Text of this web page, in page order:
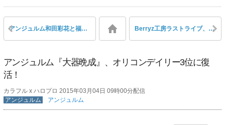
アンジュルム和田彩花と福田花音の微妙な距離感と関係性 Berryz工房ラストライブ、元メンバー石村舞波をはじめハロメンOGや後輩グループ多数に見守られ活動に終止符
アンジュルム『大器晩成』、オリコンデイリー3位に復
活！
カラフル x ハロプロ 2015年03月04日 09時00分配信
アンジュルム
アンジュルム